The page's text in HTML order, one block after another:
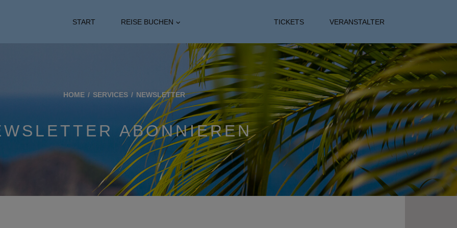
START REISE BUCHEN TICKETS VERANSTALTER
HOME SERVICES NEWSLETTER
ABONNIEREN